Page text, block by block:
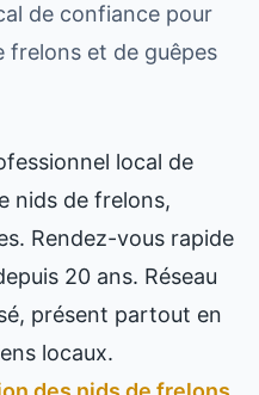
de confiance pour
frelons et de guêpes
local de
nids de frelons,
Rendez-vous rapide
20 ans. Réseau
présent partout en
locaux.